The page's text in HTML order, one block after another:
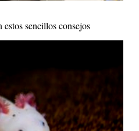
sencillos consejos